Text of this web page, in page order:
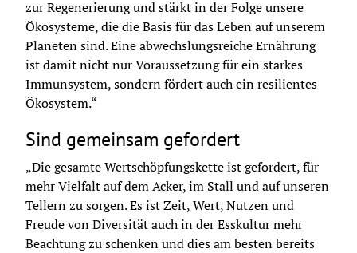
zur Regenerierung und stärkt in der Folge unsere
Ökosysteme, die die Basis für das Leben auf unserem
Planeten sind. Eine abwechslungsreiche Ernährung
ist damit nicht nur Voraussetzung für ein starkes
Immunsystem, sondern fördert auch ein resilientes
Ökosystem.“
Sind gemeinsam gefordert
„Die gesamte Wertschöpfungskette ist gefordert, für
mehr Vielfalt auf dem Acker, im Stall und auf unseren
Tellern zu sorgen. Es ist Zeit, Wert, Nutzen und
Freude von Diversität auch in der Esskultur mehr
Beachtung zu schenken und dies am besten bereits